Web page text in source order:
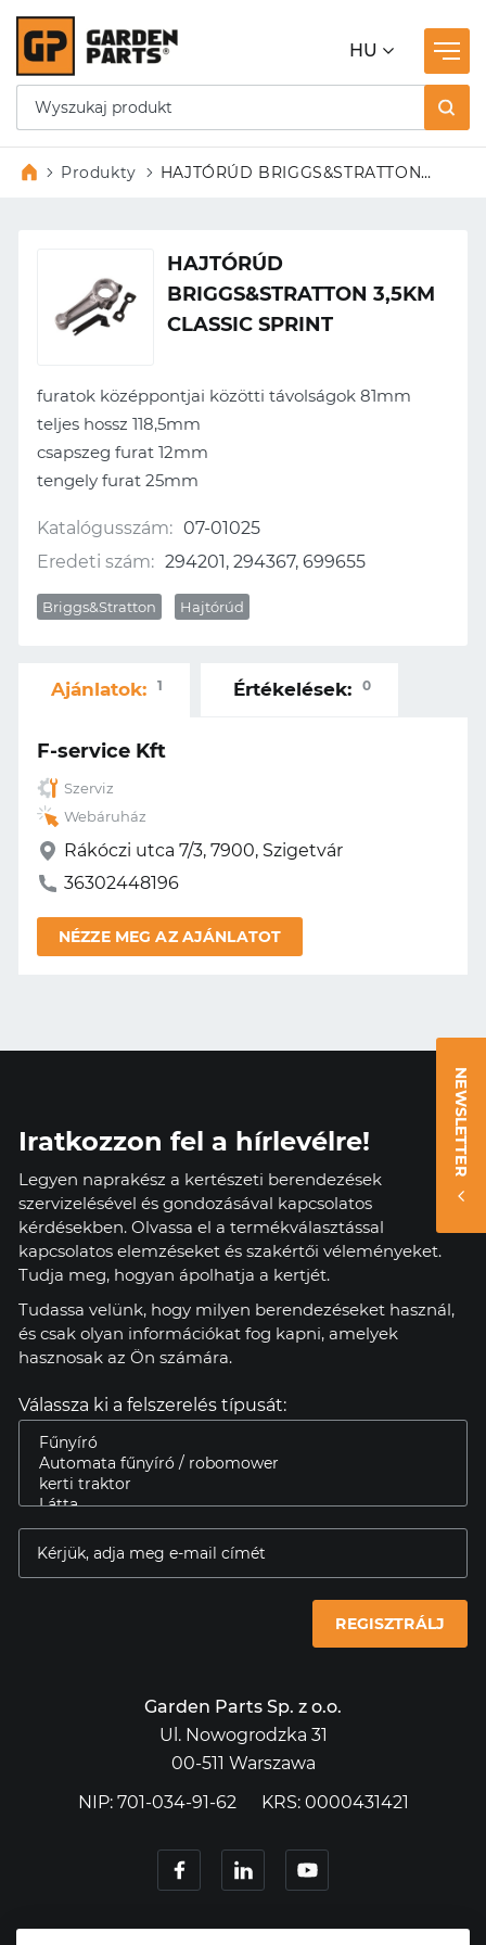
HU
Produkty
HAJTÓRÚD BRIGGS&STRATTON
HAJTÓRÚD
BRIGGS&STRATTON 3,5KM
CLASSIC SPRINT
furatok középpontjai közötti távolságok 81mm
teljes hossz 118,5mm
csapszeg furat 12mm
tengely furat 25mm
Katalógusszám: 07-01025
Eredeti szám: 294201, 294367, 699655
Briggs&Stratton Hajtórúd
Ajánlatok: 1 Értékelések: 0
F-service Kft
Szerviz
Webáruház
Rákóczi utca 7/3, 7900, Szigetvár
36302448196
NÉZZE MEG AZ AJÁNLATOT
NEWSLETTER
Iratkozzon fel a hírlevélre!
Legyen naprakész a kertészeti berendezések
szervizelésével és gondozásával kapcsolatos
kérdésekben. Olvassa el a termékválasztással
kapcsolatos elemzéseket és szakértői véleményeket.
Tudja meg, hogyan ápolhatja a kertjét.
Tudassa velünk, hogy milyen berendezéseket használ,
és csak olyan információkat fog kapni, amelyek
hasznosak az Ön számára.
Válassza ki a felszerelés típusát:
REGISZTRÁLJ
Garden Parts Sp. z o.o.
Ul. Nowogrodzka 31
00-511 Warszawa
NIP: 701-034-91-62
KRS: 0000431421